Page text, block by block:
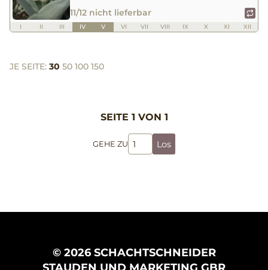
11/12 nicht lieferbar
I II III IV V VI VII VIII IX X XI XII
JE SEITE: 30 50 100 150
SEITE 1 VON 1
GEHE ZU Los
© 2026 SCHACHTSCHNEIDER